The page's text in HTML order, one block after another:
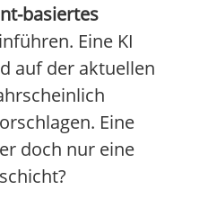
basiertes
Eine KI
auf der aktuellen
Eine
doch nur eine